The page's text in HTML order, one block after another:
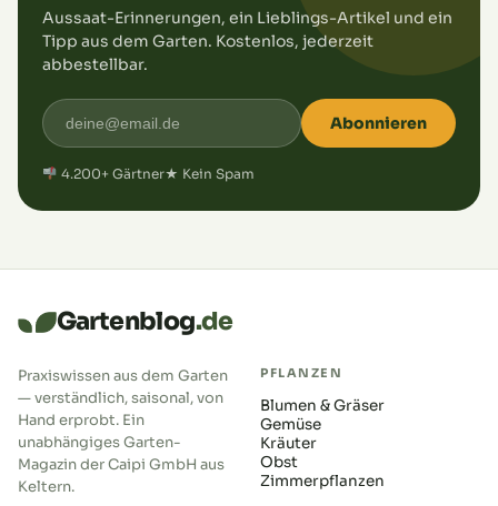
Aussaat-Erinnerungen, ein Lieblings-Artikel und ein
Tipp aus dem Garten. Kostenlos, jederzeit
abbestellbar.
Abonnieren
4.200+ Gärtner★ Kein Spam
Gartenblog.de
Praxiswissen aus dem Garten
— verständlich, saisonal, von
Hand erprobt. Ein
unabhängiges Garten-
Magazin der Caipi GmbH aus
Keltern.
PFLANZEN
Blumen & Gräser
Gemüse
Kräuter
Obst
Zimmerpflanzen